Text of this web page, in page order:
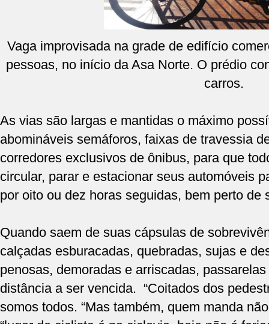
Vaga improvisada na grade de edifício
pessoas, no início da Asa Norte. O prédio
carros.
As vias são largas e mantidas o máximo
abomináveis semáforos, faixas de travessia
corredores exclusivos de ônibus, para que
circular, parar e estacionar seus automóveis
por oito ou dez horas seguidas, bem perto de
Quando saem de suas cápsulas de
calçadas esburacadas, quebradas, sujas e
penosas, demoradas e arriscadas,
distância a ser vencida. “Coitados dos
somos todos. “Mas também, quem manda